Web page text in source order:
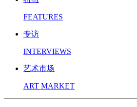
FEATURES
专访
INTERVIEWS
艺术市场
ART MARKET